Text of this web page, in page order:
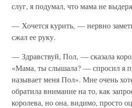
слуг, я подумал, что мама не
— Хочется курить, — нервно
сжал ее руку.
— Здравствуй, Пол, — сказала
«Мама, ты слышала? — спросил я
называет меня Пол». Мне очень
обратила внимание на то, как
королева, но она, видимо, просто